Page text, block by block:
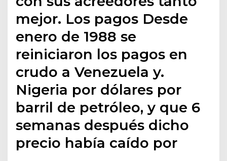
mejor. Los pagos Desde
enero de 1988 se
reiniciaron los pagos en
crudo a Venezuela y.
Nigeria por dólares por
barril de petróleo, y que 6
semanas después dicho
precio había caído por